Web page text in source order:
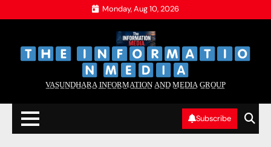
to
Monday, Aug 10, 2026
V̲A̲S̲U̲N̲D̲H̲A̲R̲A̲ I̲N̲F̲O̲R̲M̲A̲T̲I̲O̲N̲ A̲N̲D̲ M̲E̲D̲I̲A̲ G̲R̲O̲U̲P̲
Subscribe